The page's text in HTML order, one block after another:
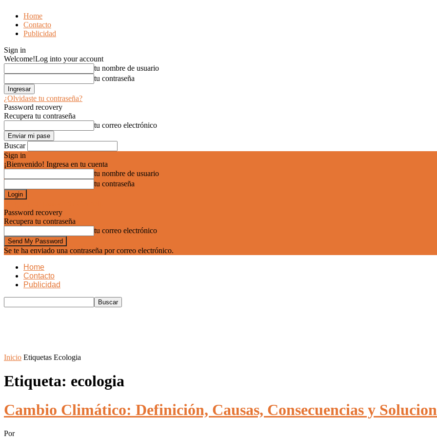
Home
Contacto
Publicidad
Sign in
Welcome!Log into your account
tu nombre de usuario
tu contraseña
¿Olvidaste tu contraseña?
Password recovery
Recupera tu contraseña
tu correo electrónico
Buscar
Sign in
¡Bienvenido! Ingresa en tu cuenta
tu nombre de usuario
tu contraseña
Password recovery
Recupera tu contraseña
tu correo electrónico
Se te ha enviado una contraseña por correo electrónico.
Home
Contacto
Publicidad
Inicio Etiquetas Ecologia
Etiqueta: ecologia
Cambio Climático: Definición, Causas, Consecuencias y
Por